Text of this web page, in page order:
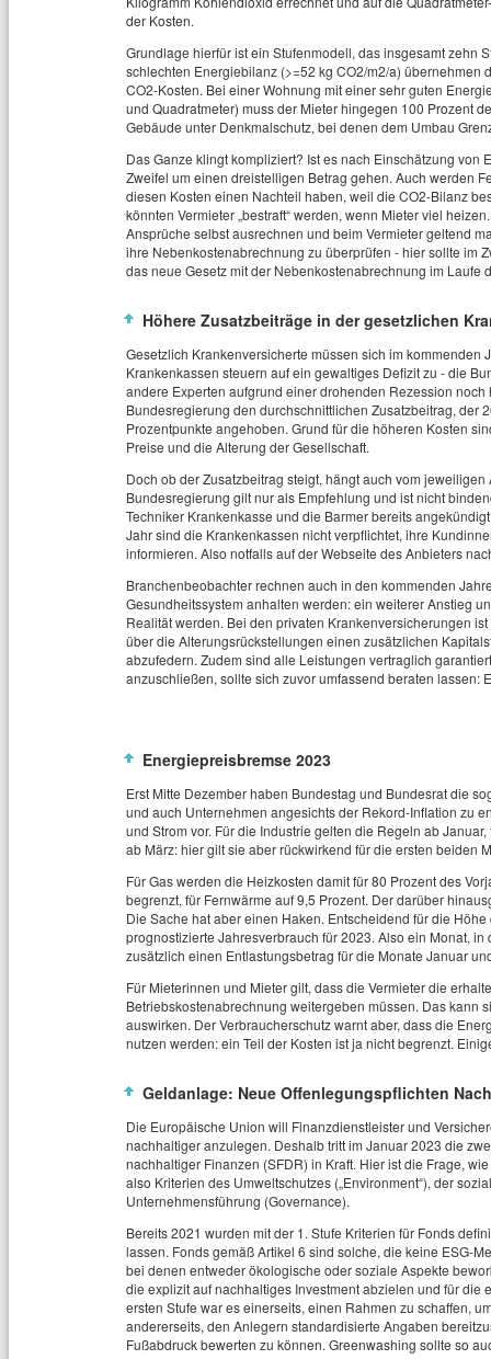
der Kosten.
Grundlage hierfür ist ein Stufenmodell, das insgesamt zehn
schlechten Energiebilanz (>=52 kg CO2/m2/a) übernehmen
CO2-Kosten. Bei einer Wohnung mit einer sehr guten
und Quadratmeter) muss der Mieter hingegen 100 Prozent
Gebäude unter Denkmalschutz, bei denen dem Umbau
Das Ganze klingt kompliziert? Ist es nach Einschätzung von
Zweifel um einen dreistelligen Betrag gehen. Auch werden
diesen Kosten einen Nachteil haben, weil die CO2-Bilanz
könnten Vermieter „bestraft“ werden, wenn Mieter viel
Ansprüche selbst ausrechnen und beim Vermieter geltend
ihre Nebenkostenabrechnung zu überprüfen - hier sollte im
das neue Gesetz mit der Nebenkostenabrechnung im Laufe
Höhere Zusatzbeiträge in der gesetzlichen
Gesetzlich Krankenversicherte müssen sich im
Krankenkassen steuern auf ein gewaltiges Defizit zu - die
andere Experten aufgrund einer drohenden Rezession
Bundesregierung den durchschnittlichen Zusatzbeitrag, der
Prozentpunkte angehoben. Grund für die höheren Kosten
Preise und die Alterung der Gesellschaft.
Doch ob der Zusatzbeitrag steigt, hängt auch vom
Bundesregierung gilt nur als Empfehlung und ist nicht
Techniker Krankenkasse und die Barmer bereits
Jahr sind die Krankenkassen nicht verpflichtet, ihre
informieren. Also notfalls auf der Webseite des Anbieters
Branchenbeobachter rechnen auch in den kommenden
Gesundheitssystem anhalten werden: ein weiterer Anstieg
Realität werden. Bei den privaten Krankenversicherungen
über die Alterungsrückstellungen einen zusätzlichen
abzufedern. Zudem sind alle Leistungen vertraglich
anzuschließen, sollte sich zuvor umfassend beraten lassen:
Energiepreisbremse 2023
Erst Mitte Dezember haben Bundestag und Bundesrat die
und auch Unternehmen angesichts der Rekord-Inflation zu
und Strom vor. Für die Industrie gelten die Regeln ab
ab März: hier gilt sie aber rückwirkend für die ersten beiden
Für Gas werden die Heizkosten damit für 80 Prozent des
begrenzt, für Fernwärme auf 9,5 Prozent. Der darüber
Die Sache hat aber einen Haken. Entscheidend für die
prognostizierte Jahresverbrauch für 2023. Also ein Monat,
zusätzlich einen Entlastungsbetrag für die Monate Januar
Für Mieterinnen und Mieter gilt, dass die Vermieter die
Betriebskostenabrechnung weitergeben müssen. Das kann
auswirken. Der Verbraucherschutz warnt aber, dass die
nutzen werden: ein Teil der Kosten ist ja nicht begrenzt.
Geldanlage: Neue Offenlegungspflichten
Die Europäische Union will Finanzdienstleister und
nachhaltiger anzulegen. Deshalb tritt im Januar 2023 die
nachhaltiger Finanzen (SFDR) in Kraft. Hier ist die Frage,
also Kriterien des Umweltschutzes („Environment“), der
Unternehmensführung (Governance).
Bereits 2021 wurden mit der 1. Stufe Kriterien für Fonds
lassen. Fonds gemäß Artikel 6 sind solche, die keine ESG-
bei denen entweder ökologische oder soziale Aspekte
die explizit auf nachhaltiges Investment abzielen und für
ersten Stufe war es einerseits, einen Rahmen zu schaffen,
andererseits, den Anlegern standardisierte Angaben
Fußabdruck bewerten zu können. Greenwashing sollte so